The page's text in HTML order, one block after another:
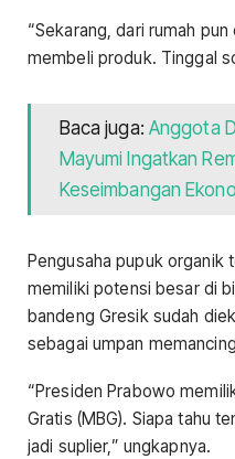
“Sekarang, dari rumah
membeli produk. Tinggal
Baca juga: Anggota
Mayumi Ingatkan
Keseimbangan
Pengusaha pupuk
memiliki potensi besar di
bandeng Gresik sudah
sebagai umpan
“Presiden Prabowo
Gratis (MBG). Siapa tahu
jadi suplier,” ungkapnya.